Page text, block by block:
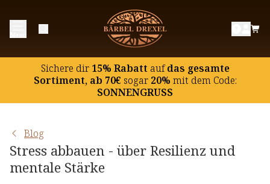
Sichere dir15% Rabatt aufdas gesamte
Sortiment, ab 70€ sogar20% mit dem Code:
SONNENGRUSS
Blog
Stress abbauen - über Resilienz und
mentale Stärke
Was ist Stress?
Stress abbauen mit einfachen Mitteln
Natürliche Unterstützung bei Stress